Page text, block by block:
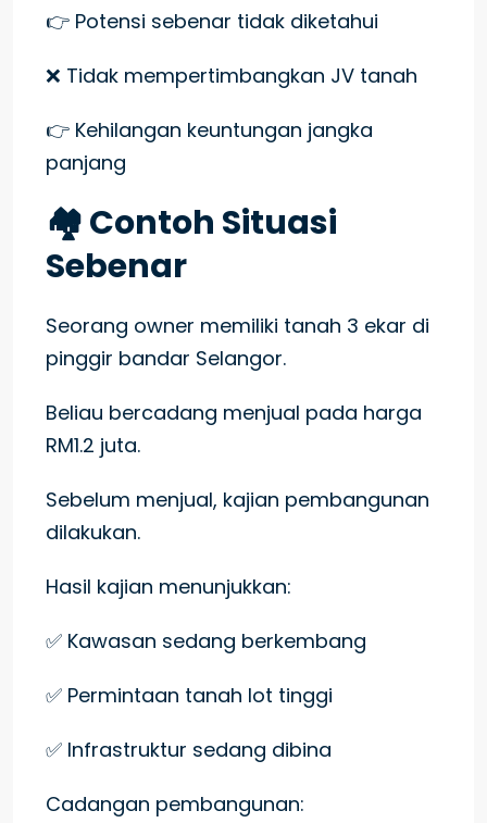
👉 Potensi sebenar tidak diketahui
❌ Tidak mempertimbangkan JV tanah
👉 Kehilangan keuntungan jangka
panjang
🏘️ Contoh Situasi
Sebenar
Seorang owner memiliki tanah 3 ekar di
pinggir bandar Selangor.
Beliau bercadang menjual pada harga
RM1.2 juta.
Sebelum menjual, kajian pembangunan
dilakukan.
Hasil kajian menunjukkan:
✅ Kawasan sedang berkembang
✅ Permintaan tanah lot tinggi
✅ Infrastruktur sedang dibina
Cadangan pembangunan: